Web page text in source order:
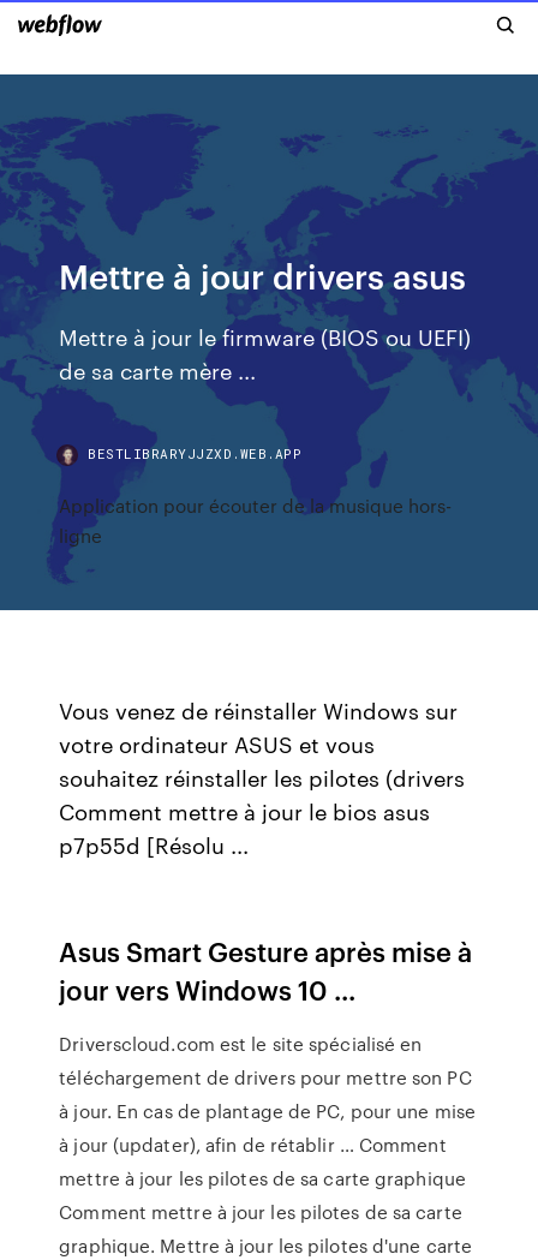
Mettre à jour drivers asus
Mettre à jour le firmware (BIOS ou UEFI)
de sa carte mère ...
BESTLIBRARYJJZXD.WEB.APP
Application pour écouter de la musique hors-
ligne
Vous venez de réinstaller Windows sur
votre ordinateur ASUS et vous
souhaitez réinstaller les pilotes (drivers
Comment mettre à jour le bios asus
p7p55d [Résolu ...
Asus Smart Gesture après mise à
jour vers Windows 10 ...
Driverscloud.com est le site spécialisé en
téléchargement de drivers pour mettre son PC
à jour. En cas de plantage de PC, pour une mise
à jour (updater), afin de rétablir … Comment
mettre à jour les pilotes de sa carte graphique
Comment mettre à jour les pilotes de sa carte
graphique. Mettre à jour les pilotes d'une carte